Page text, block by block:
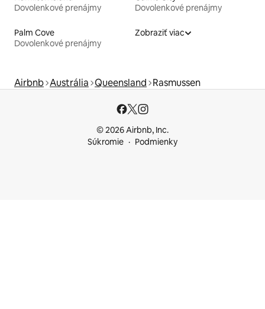
Dovolenkové prenájmy
Dovolenkové prenájmy
Palm Cove
Dovolenkové prenájmy
Zobraziť viac
Airbnb Austrália Queensland Rasmussen
© 2026 Airbnb, Inc.
Súkromie
Podmienky